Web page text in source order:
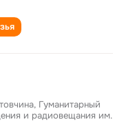
Гуманитарный
и радиовещания им.